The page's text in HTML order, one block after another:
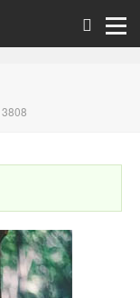
3808